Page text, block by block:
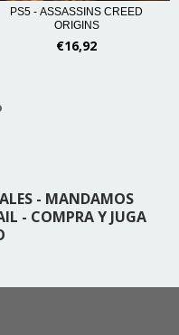
PS5 - ASSASSINS CREED
ORIGINS
€16,92
- MANDAMOS
- COMPRA Y JUGA